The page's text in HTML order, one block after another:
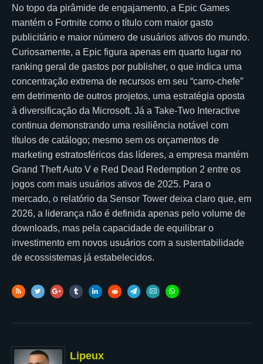
No topo da pirâmide de engajamento, a Epic Games
mantém o Fortnite como o título com maior gasto
publicitário e maior número de usuários ativos do mundo.
Curiosamente, a Epic figura apenas em quarto lugar no
ranking geral de gastos por publisher, o que indica uma
concentração extrema de recursos em seu “carro-chefe”
em detrimento de outros projetos, uma estratégia oposta
à diversificação da Microsoft. Já a Take-Two Interactive
continua demonstrando uma resiliência notável com
títulos de catálogo; mesmo sem os orçamentos de
marketing estratosféricos das líderes, a empresa mantém
Grand Theft Auto V e Red Dead Redemption 2 entre os
jogos com mais usuários ativos de 2025. Para o
mercado, o relatório da Sensor Tower deixa claro que, em
2026, a liderança não é definida apenas pelo volume de
downloads, mas pela capacidade de equilibrar o
investimento em novos usuários com a sustentabilidade
de ecossistemas já estabelecidos.
Lipeux